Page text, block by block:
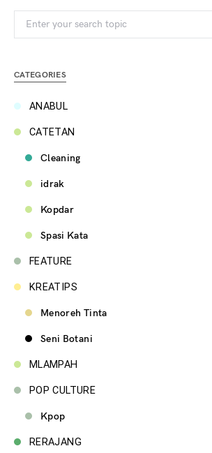
CATEGORIES
ANABUL
CATETAN
Cleaning
idrak
Kopdar
Spasi Kata
FEATURE
KREATIPS
Menoreh Tinta
Seni Botani
MLAMPAH
POP CULTURE
Kpop
RERAJANG